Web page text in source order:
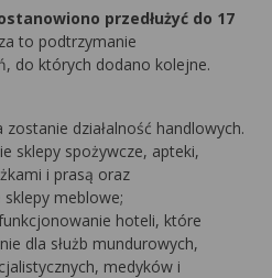
przedłużyć do 17
to podtrzymanie
do których dodano kolejne.
działalność handlowych.
sklepy spożywcze, apteki,
i prasą oraz
meblowe;
hoteli, które
dla służb mundurowych,
medyków i